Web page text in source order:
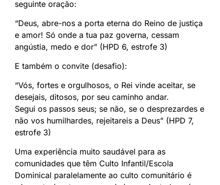
seguinte oração:
“Deus, abre-nos a porta eterna do Reino de justiça
e amor! Só onde a tua paz governa, cessam
angústia, medo e dor” (HPD 6, estrofe 3)
E também o convite (desafio):
“Vós, fortes e orgulhosos, o Rei vinde aceitar, se
desejais, ditosos, por seu caminho andar.
Segui os passos seus; se não, se o desprezardes e
não vos humilhardes, rejeitareis a Deus” (HPD 7,
estrofe 3)
Uma experiência muito saudável para as
comunidades que têm Culto Infantil/Escola
Dominical paralelamente ao culto comunitário é